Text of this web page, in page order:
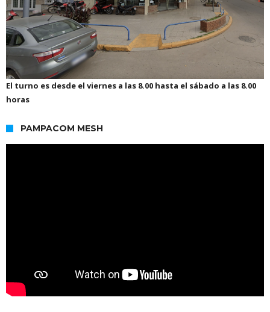
El turno es desde el viernes a las 8.00 hasta el sábado a las 8.00
horas
PAMPACOM MESH